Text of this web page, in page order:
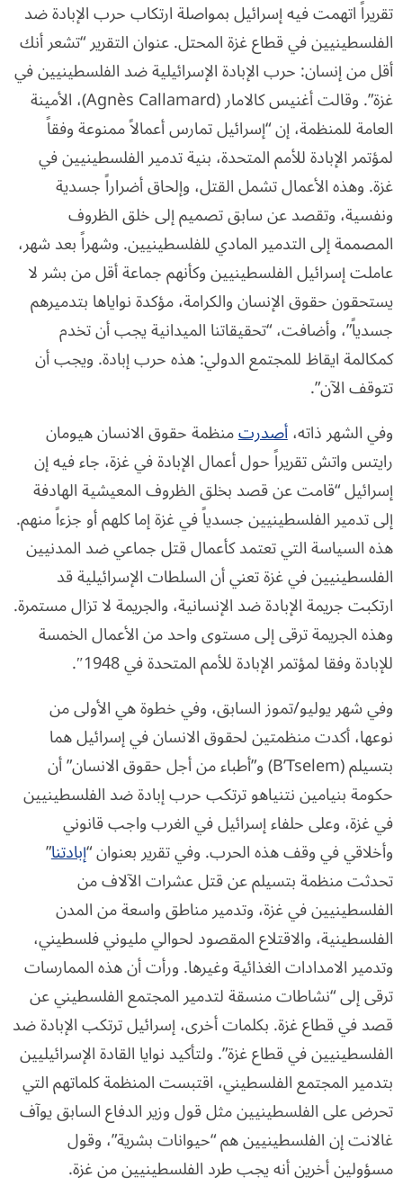
تقريراً اتهمت فيه إسرائيل بمواصلة ارتكاب حرب الإبادة ضد
الفلسطينيين في قطاع غزة المحتل. عنوان التقرير “تشعر أنك
أقل من إنسان: حرب الإبادة الإسرائيلية ضد الفلسطينيين في
غزة”. وقالت أغنيس كالامار (Agnès Callamard)، الأمينة
العامة للمنظمة، إن “إسرائيل تمارس أعمالاً ممنوعة وفقاً
لمؤتمر الإبادة للأمم المتحدة، بنية تدمير الفلسطينيين في
غزة. وهذه الأعمال تشمل القتل، وإلحاق أضراراً جسدية
ونفسية، وتقصد عن سابق تصميم إلى خلق الظروف
المصممة إلى التدمير المادي للفلسطينيين. وشهراً بعد شهر،
عاملت إسرائيل الفلسطينيين وكأنهم جماعة أقل من بشر لا
يستحقون حقوق الإنسان والكرامة، مؤكدة نواياها بتدميرهم
جسدياً”، وأضافت، “تحقيقاتنا الميدانية يجب أن تخدم
كمكالمة ايقاظ للمجتمع الدولي: هذه حرب إبادة. ويجب أن
تتوقف الآن”.
وفي الشهر ذاته،أصدرتمنظمة حقوق الانسان هيومان
رايتس واتش تقريراً حول أعمال الإبادة في غزة، جاء فيه إن
إسرائيل “قامت عن قصد بخلق الظروف المعيشية الهادفة
إلى تدمير الفلسطينيين جسدياً في غزة إما كلهم أو جزءاً منهم.
هذه السياسة التي تعتمد كأعمال قتل جماعي ضد المدنيين
الفلسطينيين في غزة تعني أن السلطات الإسرائيلية قد
ارتكبت جريمة الإبادة ضد الإنسانية، والجريمة لا تزال مستمرة.
وهذه الجريمة ترقى إلى مستوى واحد من الأعمال الخمسة
للإبادة وفقا لمؤتمر الإبادة للأمم المتحدة في 1948″.
وفي شهر يوليو/تموز السابق، وفي خطوة هي الأولى من
نوعها، أكدت منظمتين لحقوق الانسان في إسرائيل هما
بتسيلم (B’Tselem) و”أطباء من أجل حقوق الانسان” أن
حكومة بنيامين نتنياهو ترتكب حرب إبادة ضد الفلسطينيين
في غزة، وعلى حلفاء إسرائيل في الغرب واجب قانوني
وأخلاقي في وقف هذه الحرب. وفي تقرير بعنوان “إبادتنا”
تحدثت منظمة بتسيلم عن قتل عشرات الآلاف من
الفلسطينيين في غزة، وتدمير مناطق واسعة من المدن
الفلسطينية، والاقتلاع المقصود لحوالي مليوني فلسطيني،
وتدمير الامدادات الغذائية وغيرها. ورأت أن هذه الممارسات
ترقى إلى “نشاطات منسقة لتدمير المجتمع الفلسطيني عن
قصد في قطاع غزة. بكلمات أخرى، إسرائيل ترتكب الإبادة ضد
الفلسطينيين في قطاع غزة”. ولتأكيد نوايا القادة الإسرائيليين
بتدمير المجتمع الفلسطيني، اقتبست المنظمة كلماتهم التي
تحرض على الفلسطينيين مثل قول وزير الدفاع السابق يوآف
غالانت إن الفلسطينيين هم “حيوانات بشرية”، وقول
مسؤولين أخرين أنه يجب طرد الفلسطينيين من غزة.